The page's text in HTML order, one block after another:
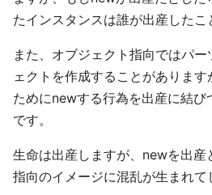
たインスタンスは誰が出産したこ
また、オブジェクト指向ではパ
ェクトを作成することがありま
ためにnewする行為を出産に結
です。
生命は出産しますが、newを出産
指向のイメージに混乱が生まれて